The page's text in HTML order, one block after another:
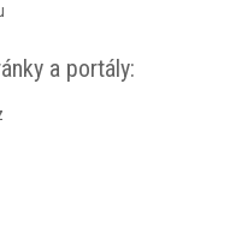
a portály: